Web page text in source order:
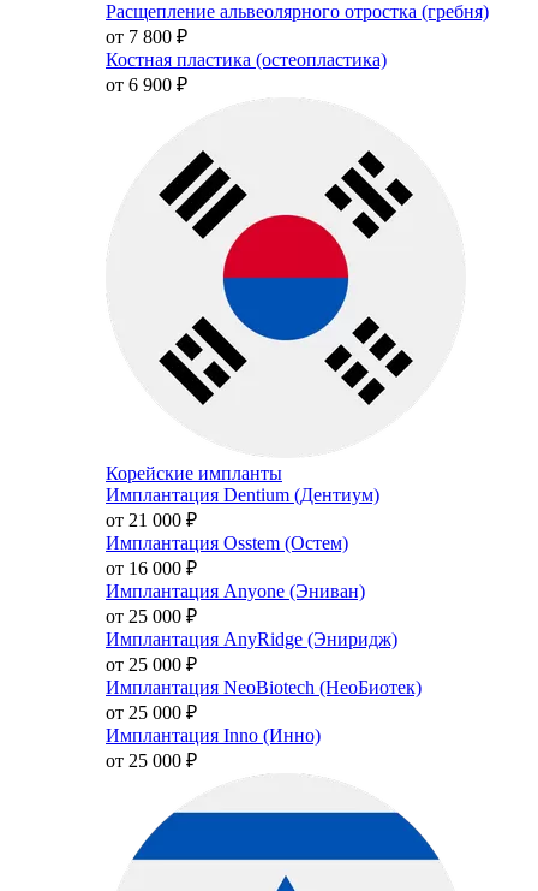
Расщепление альвеолярного отростка (гребня)
от 7 800 ₽
Костная пластика (остеопластика)
от 6 900 ₽
Корейские импланты
Имплантация Dentium (Дентиум)
от 21 000 ₽
Имплантация Osstem (Остем)
от 16 000 ₽
Имплантация Anyone (Эниван)
от 25 000 ₽
Имплантация AnyRidge (Эниридж)
от 25 000 ₽
Имплантация NeoBiotech (НеоБиотек)
от 25 000 ₽
Имплантация Inno (Инно)
от 25 000 ₽